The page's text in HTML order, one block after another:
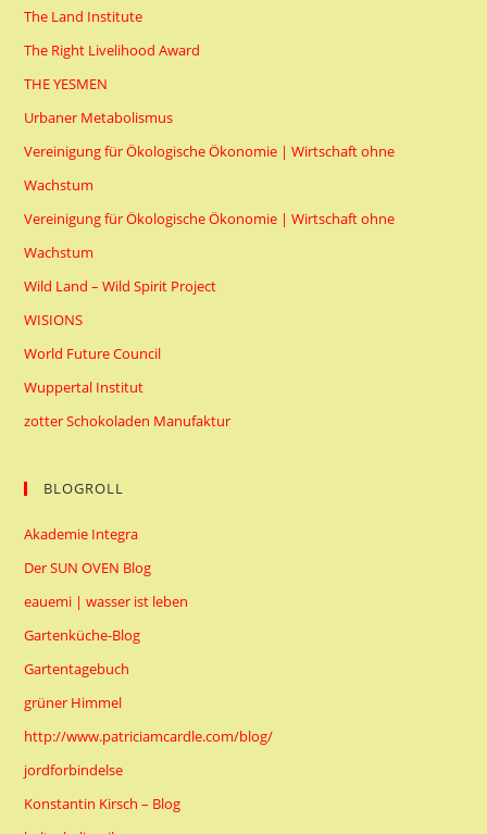
The Land Institute
The Right Livelihood Award
THE YESMEN
Urbaner Metabolismus
Vereinigung für Ökologische Ökonomie | Wirtschaft ohne
Wachstum
Vereinigung für Ökologische Ökonomie | Wirtschaft ohne
Wachstum
Wild Land – Wild Spirit Project
WISIONS
World Future Council
Wuppertal Institut
zotter Schokoladen Manufaktur
BLOGROLL
Akademie Integra
Der SUN OVEN Blog
eauemi | wasser ist leben
Gartenküche-Blog
Gartentagebuch
grüner Himmel
http://www.patriciamcardle.com/blog/
jordforbindelse
Konstantin Kirsch – Blog